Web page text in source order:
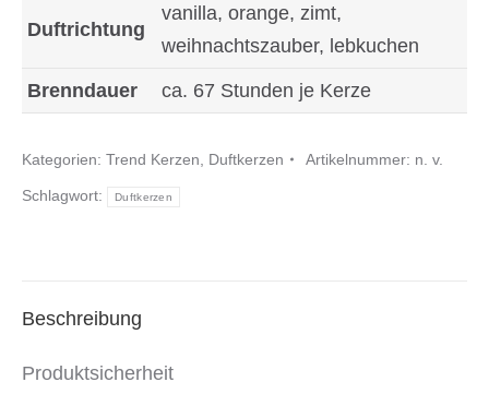
Candle
130
80
mm
Duftrichtung
vanilla, orange, zimt,
weihnachtszauber, lebkuchen
Brenndauer ca. 67 Stunden je Kerze
Kategorien: Trend Kerzen Duftkerzen Artikelnummer: n. v.
Schlagwort: Duftkerzen
Beschreibung
Produktsicherheit